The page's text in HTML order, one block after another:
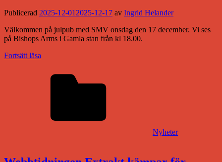
Publicerad 2025-12-01 2025-12-17 av Ingrid Helander
Välkommen på julpub med SMV onsdag den 17 december. Vi ses
på Bishops Arms i Gamla stan från kl 18.00.
Fortsätt läsa
Nyheter